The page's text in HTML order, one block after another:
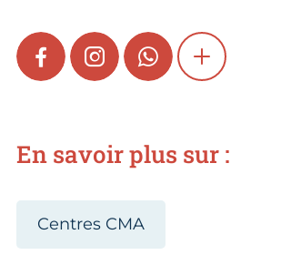
FACEBOOKINSTAGRAMWHATSAPPSHOW MORE
En savoir plus sur :
Centres CMA